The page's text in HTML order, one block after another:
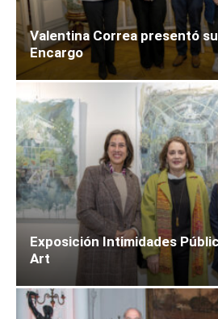
Valentina Correa presentó
Encargo
Exposición Intimidades
Art